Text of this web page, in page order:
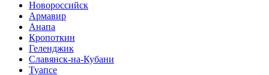
Новороссийск
Армавир
Анапа
Кропоткин
Геленджик
Славянск-на-Кубани
Туапсе